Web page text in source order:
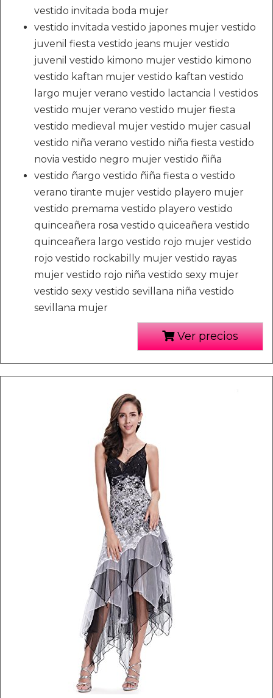
vestido invitada boda mujer
vestido invitada vestido japones mujer vestido
juvenil fiesta vestido jeans mujer vestido
juvenil vestido kimono mujer vestido kimono
vestido kaftan mujer vestido kaftan vestido
largo mujer verano vestido lactancia l vestidos
vestido mujer verano vestido mujer fiesta
vestido medieval mujer vestido mujer casual
vestido niña verano vestido niña fiesta vestido
novia vestido negro mujer vestido ñiña
vestido ñargo vestido ñiña fiesta o vestido
verano tirante mujer vestido playero mujer
vestido premama vestido playero vestido
quinceañera rosa vestido quiceañera vestido
quinceañera largo vestido rojo mujer vestido
rojo vestido rockabilly mujer vestido rayas
mujer vestido rojo niña vestido sexy mujer
vestido sexy vestido sevillana niña vestido
sevillana mujer
Ver precios